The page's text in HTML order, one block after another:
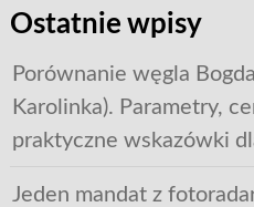
Ostatnie wpisy
Porównanie węgla
Karolinka). Parametry,
praktyczne wskazówki
Jeden mandat z